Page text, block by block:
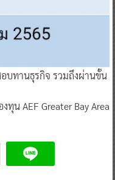
ทานธุรกิจ รวมถึงผ่านขั้น
ทุน AEF Greater Bay Area